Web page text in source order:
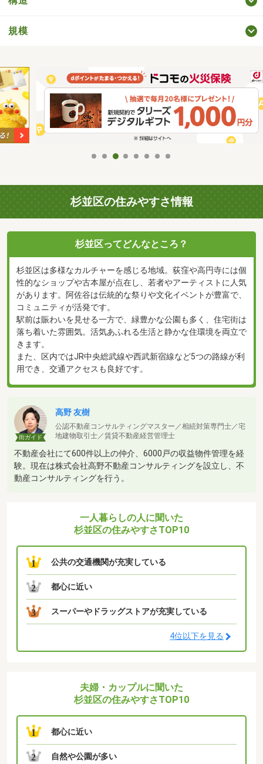
規模
杉並区の住みやすさ情報
杉並区ってどんなところ？
杉並区は多様なカルチャーを感じる地域。荻窪や高円寺には個
性的なショップや古本屋が点在し、若者やアーティストに人気
があります。阿佐谷は伝統的な祭りや文化イベントが豊富で、
コミュニティが活発です。
駅前は賑わいを見せる一方で、緑豊かな公園も多く、住宅街は
落ち着いた雰囲気。活気あふれる生活と静かな住環境を両立で
きます。
また、区内ではJR中央総武線や西武新宿線など5つの路線が利
用でき、交通アクセスも良好です。
街ガイド
高野 友樹
公認不動産コンサルティングマスター／相続対策専門士／宅
地建物取引士／賃貸不動産経営管理士
不動産会社にて600件以上の仲介、6000戸の収益物件管理を経
験。現在は株式会社高野不動産コンサルティングを設立し、不
動産コンサルティングを行う。
一人暮らしの人に聞いた
杉並区の住みやすさTOP10
1 公共の交通機関が充実している
2 都心に近い
3 スーパーやドラッグストアが充実している
4位以下を見る
夫婦・カップルに聞いた
杉並区の住みやすさTOP10
1 都心に近い
2 自然や公園が多い